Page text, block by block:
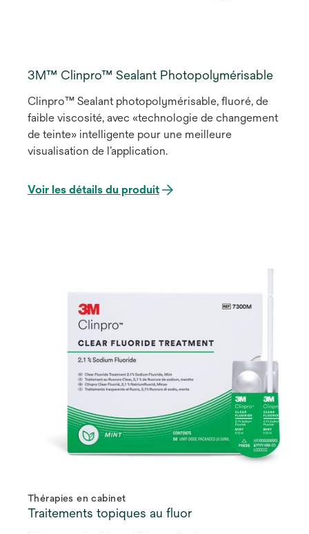
3M™ Clinpro™ Sealant Photopolymérisable
Clinpro™ Sealant photopolymérisable, fluoré, de
faible viscosité, avec «technologie de changement
de teinte» intelligente pour une meilleure
visualisation de l’application.
Voir les détails du produit
Thérapies en cabinet
Traitements topiques au fluor